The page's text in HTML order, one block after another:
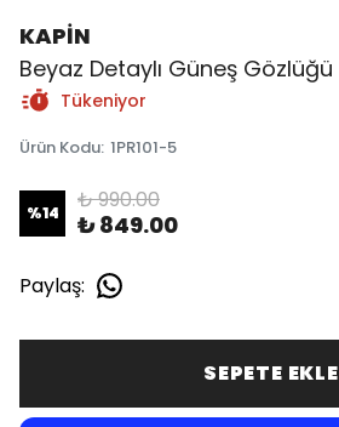
KAPİN
Beyaz Detaylı Güneş Gözlüğü
Tükeniyor
Ürün Kodu: 1PR101-5
%14 ₺ 990.00
₺ 849.00
Paylaş:
SEPETE EKLE